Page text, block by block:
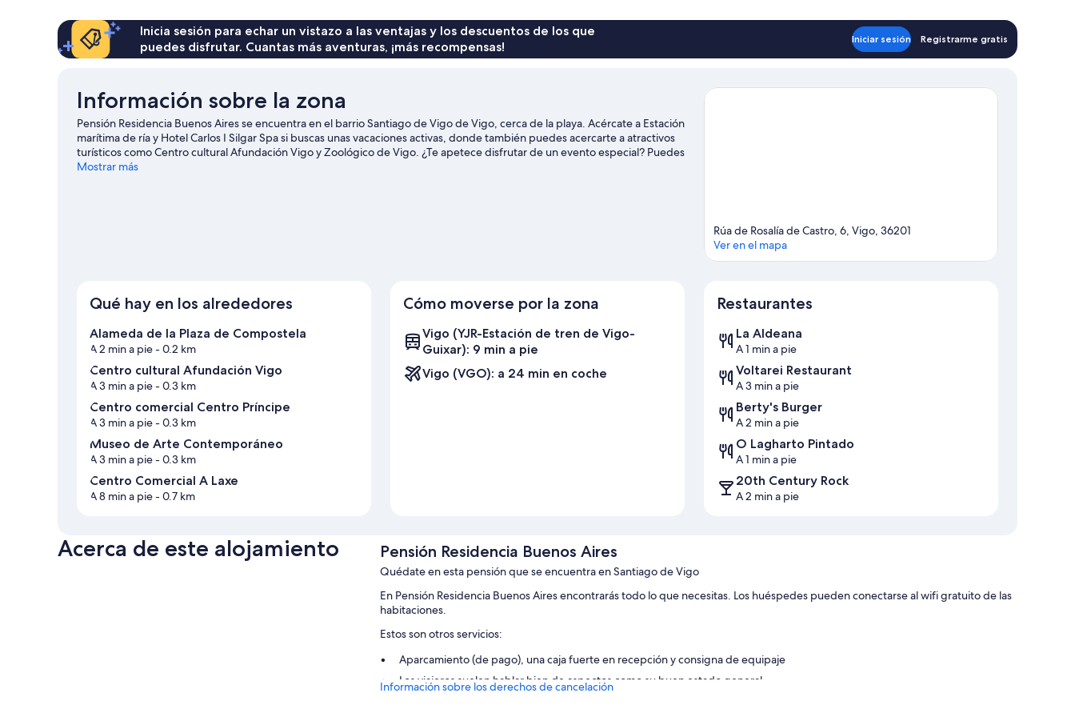
camas
individuales
Inicia sesión para echar un vistazo a las ventajas y los descuentos de los que
puedes disfrutar. Cuantas más aventuras, ¡más recompensas!
Iniciar sesión Registrarme gratis
Información sobre la zona
Pensión Residencia Buenos Aires se encuentra en el barrio Santiago de Vigo de Vigo, cerca de la playa. Acércate a Estación
marítima de ría y Hotel Carlos I Silgar Spa si buscas unas vacaciones activas, donde también puedes acercarte a atractivos
turísticos como Centro cultural Afundación Vigo y Zoológico de Vigo. ¿Te apetece disfrutar de un evento especial? Puedes
consultar el calendario de Estadio de Balaídos o Auditorio de Castrelos.
Mostrar más
Rúa de Rosalía de Castro, 6, Vigo, 36201
Ver en el mapa
Qué hay en los alrededores
Alameda de la Plaza de Compostela
A 2 min a pie- 0.2 km
Centro cultural Afundación Vigo
A 3 min a pie- 0.3 km
Centro comercial Centro Príncipe
A 3 min a pie- 0.3 km
Museo de Arte Contemporáneo
A 3 min a pie- 0.3 km
Centro Comercial A Laxe
A 8 min a pie- 0.7 km
Cómo moverse por la zona
Vigo (YJR-Estación de tren de Vigo-
Guixar): 9 min a pie
Vigo (VGO): a 24 min en coche
Restaurantes
La Aldeana
A 1 min a pie
Voltarei Restaurant
A 3 min a pie
Berty's Burger
A 2 min a pie
O Lagharto Pintado
A 1 min a pie
20th Century Rock
A 2 min a pie
Acerca de este alojamiento Pensión Residencia Buenos Aires
Quédate en esta pensión que se encuentra en Santiago de Vigo
En Pensión Residencia Buenos Aires encontrarás todo lo que necesitas. Los huéspedes pueden conectarse al wifi gratuito de las
habitaciones.
Estos son otros servicios:
Aparcamiento (de pago), una caja fuerte en recepción y consigna de equipaje
Los viajeros suelen hablar bien de aspectos como su buen estado general
Información sobre los derechos de cancelación